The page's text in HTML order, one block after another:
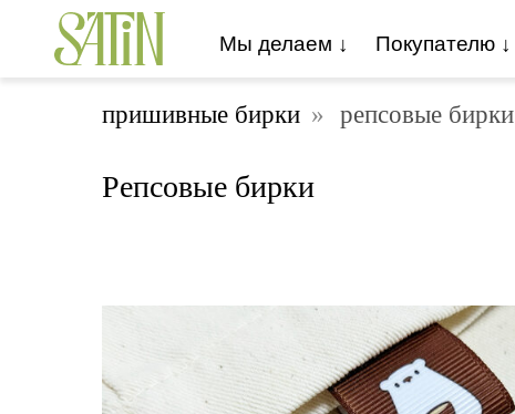
Покупателю ↓
Мы делаем ↓
пришивные бирки » репсовые бирки
Репсовые бирки